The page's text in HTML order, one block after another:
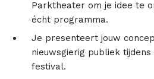
Parktheater om je idee te
écht programma.
Je presenteert jouw
nieuwsgierig publiek
festival.